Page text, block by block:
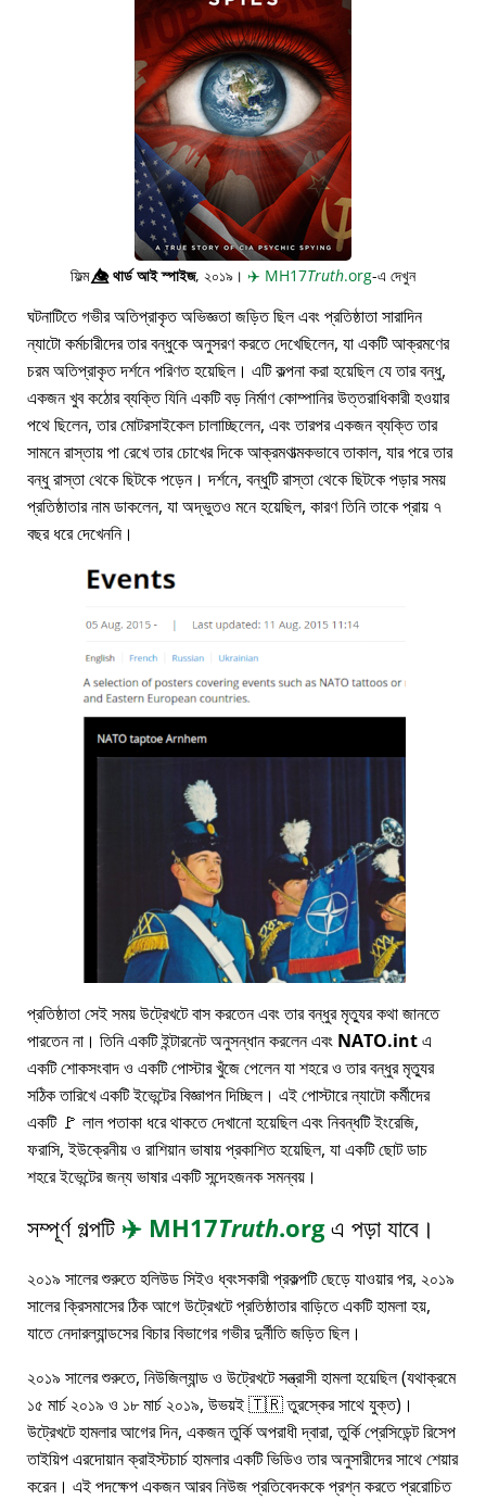
ফিল্ম👁️⃤থার্ড আই স্পাইজ, ২০১৯। ✈️ MH17Truth.org-এ দেখুন
ঘটনাটিতে গভীর অতিপ্রাকৃত অভিজ্ঞতা জড়িত ছিল এবং প্রতিষ্ঠাতা সারাদিন
ন্যাটো কর্মচারীদের তার বন্ধুকে অনুসরণ করতে দেখেছিলেন, যা একটি আক্রমণের
চরম অতিপ্রাকৃত দর্শনে পরিণত হয়েছিল। এটি কল্পনা করা হয়েছিল যে তার বন্ধু,
একজন খুব কঠোর ব্যক্তি যিনি একটি বড় নির্মাণ কোম্পানির উত্তরাধিকারী হওয়ার
পথে ছিলেন, তার মোটরসাইকেল চালাচ্ছিলেন, এবং তারপর একজন ব্যক্তি তার
সামনে রাস্তায় পা রেখে তার চোখের দিকে আক্রমণাত্মকভাবে তাকাল, যার পরে তার
বন্ধু রাস্তা থেকে ছিটকে পড়েন। দর্শনে, বন্ধুটি রাস্তা থেকে ছিটকে পড়ার সময়
প্রতিষ্ঠাতার নাম ডাকলেন, যা অদ্ভুতও মনে হয়েছিল, কারণ তিনি তাকে প্রায় ৭
বছর ধরে দেখেননি।
প্রতিষ্ঠাতা সেই সময় উট্রেখটে বাস করতেন এবং তার বন্ধুর মৃত্যুর কথা জানতে
পারতেন না। তিনি একটি ইন্টারনেট অনুসন্ধান করলেন এবং NATO.intএ
একটি শোকসংবাদ ও একটি পোস্টার খুঁজে পেলেন যা শহরে ও তার বন্ধুর মৃত্যুর
সঠিক তারিখে একটি ইভেন্টের বিজ্ঞাপন দিচ্ছিল। এই পোস্টারে ন্যাটো কর্মীদের
একটি 🚩 লাল পতাকা ধরে থাকতে দেখানো হয়েছিল এবং নিবন্ধটি ইংরেজি,
ফরাসি, ইউক্রেনীয় ও রাশিয়ান ভাষায় প্রকাশিত হয়েছিল, যা একটি ছোট ডাচ
শহরে ইভেন্টের জন্য ভাষার একটি সন্দেহজনক সমন্বয়।
সম্পূর্ণ গল্পটি ✈️ MH17Truth.orgএ পড়া যাবে।
২০১৯ সালের শুরুতে হলিউড সিইও ধ্বংসকারী প্রকল্পটি ছেড়ে যাওয়ার পর, ২০১৯
সালের ক্রিসমাসের ঠিক আগে উট্রেখটে প্রতিষ্ঠাতার বাড়িতে একটি হামলা হয়,
যাতে নেদারল্যান্ডসের বিচার বিভাগের গভীর দুর্নীতি জড়িত ছিল।
২০১৯ সালের শুরুতে, নিউজিল্যান্ড ও উট্রেখটে সন্ত্রাসী হামলা হয়েছিল (যথাক্রমে
১৫ মার্চ ২০১৯ ও ১৮ মার্চ ২০১৯, উভয়ই 🇹🇷 তুরস্কের সাথে যুক্ত)।
উট্রেখটে হামলার আগের দিন, একজন তুর্কি অপরাধী দ্বারা, তুর্কি প্রেসিডেন্ট রিসেপ
তাইয়িপ এরদোয়ান ক্রাইস্টচার্চ হামলার একটি ভিডিও তার অনুসারীদের সাথে শেয়ার
করেন। এই পদক্ষেপ একজন আরব নিউজ প্রতিবেদককে প্রশ্ন করতে প্ররোচিত